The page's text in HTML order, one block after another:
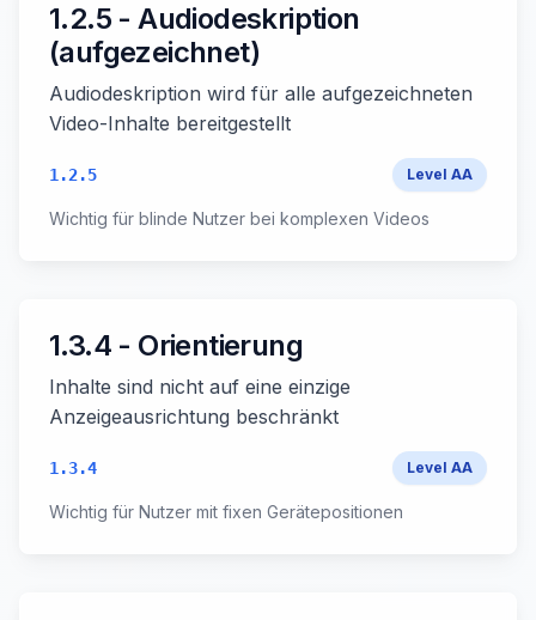
1.2.5 - Audiodeskription
(aufgezeichnet)
Audiodeskription wird für alle aufgezeichneten
Video-Inhalte bereitgestellt
1.2.5 Level AA
Wichtig für blinde Nutzer bei komplexen Videos
1.3.4 - Orientierung
Inhalte sind nicht auf eine einzige
Anzeigeausrichtung beschränkt
1.3.4 Level AA
Wichtig für Nutzer mit fixen Gerätepositionen